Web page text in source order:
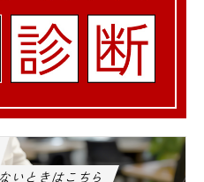
いときはこちら